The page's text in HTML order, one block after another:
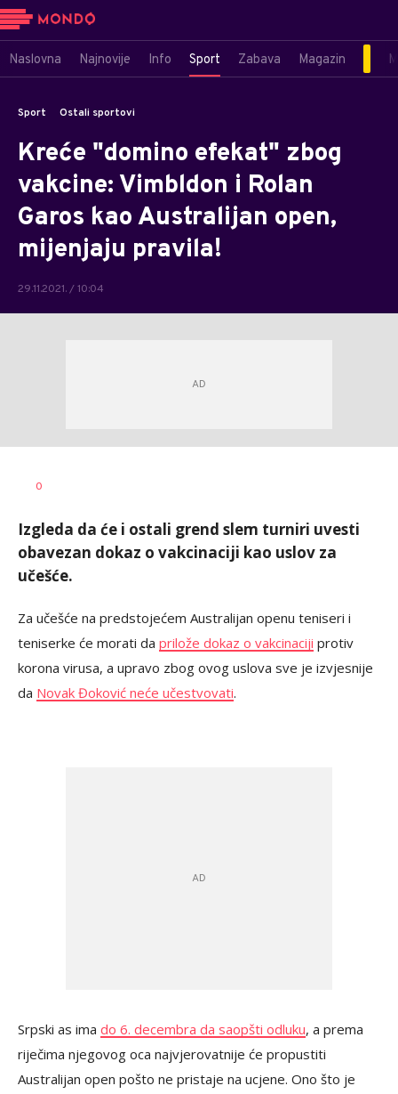
Naslovna Najnovije Info Sport Zabava Magazin
Sport Ostali sportovi
Kreće "domino efekat" zbog
vakcine: Vimbldon i Rolan
Garos kao Australijan open,
mijenjaju pravila!
29.11.2021. / 10:04
AUTOR
0
Izgleda da će i ostali grend slem turniri uvesti
obavezan dokaz o vakcinaciji kao uslov za
učešće.
Za učešće na predstojećem Australijan openu teniseri i
teniserke će morati da prilože dokaz o vakcinaciji protiv
korona virusa, a upravo zbog ovog uslova sve je izvjesnije
da Novak Đoković neće učestvovati.
Srpski as ima do 6. decembra da saopšti odluku, a prema
riječima njegovog oca najvjerovatnije će propustiti
Australijan open pošto ne pristaje na ucjene. Ono što je